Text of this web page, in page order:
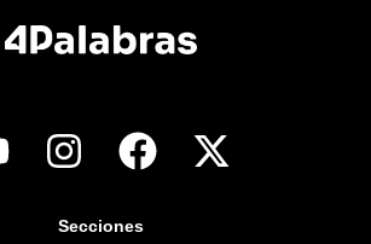
Secciones